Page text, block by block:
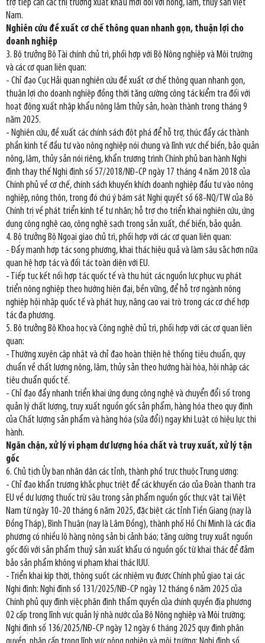
trợ tiếp cận các thị trường xuất khẩu mới đối với nông, lâm, thủy sản Việt
Nam.
Nghiên cứu đề xuất cơ chế thông quan nhanh gọn, thuận lợi cho
doanh nghiệp
3. Bộ trưởng Bộ Tài chính chủ trì, phối hợp với Bộ Nông nghiệp và Môi trường
và các cơ quan liên quan:
- Chỉ đạo Cục Hải quan nghiên cứu đề xuất cơ chế thông quan nhanh gọn,
thuận lợi cho doanh nghiệp đồng thời tăng cường công tác kiểm tra đối với
hoạt động xuất nhập khẩu nông lâm thủy sản, hoàn thành trong tháng 9
năm 2025.
- Nghiên cứu, đề xuất các chính sách đột phá để hỗ trợ, thúc đẩy các thành
phần kinh tế đầu tư vào nông nghiệp nói chung và lĩnh vực chế biến, bảo quản
nông, lâm, thủy sản nói riêng, khẩn trương trình Chính phủ ban hành Nghị
định thay thế Nghị định số 57/2018/NĐ-CP ngày 17 tháng 4 năm 2018 của
Chính phủ về cơ chế, chính sách khuyến khích doanh nghiệp đầu tư vào nông
nghiệp, nông thôn, trong đó chú ý bám sát Nghị quyết số 68-NQ/TW của Bộ
Chính trị về phát triển kinh tế tư nhân; hỗ trợ cho triển khai nghiên cứu, ứng
dụng công nghệ cao, công nghệ sạch trong sản xuất, chế biến, bảo quản.
4. Bộ trưởng Bộ Ngoại giao chủ trì, phối hợp với các cơ quan liên quan:
- Đẩy mạnh hợp tác song phương, khai thác hiệu quả và làm sâu sắc hơn nữa
quan hệ hợp tác và đối tác toàn diện với EU.
- Tiếp tục kết nối hợp tác quốc tế và thu hút các nguồn lực phục vụ phát
triển nông nghiệp theo hướng hiện đại, bền vững, để hỗ trợ ngành nông
nghiệp hội nhập quốc tế và phát huy, nâng cao vai trò trong các cơ chế hợp
tác đa phương.
5. Bộ trưởng Bộ Khoa học và Công nghệ chủ trì, phối hợp với các cơ quan liên
quan:
- Thường xuyên cập nhật và chỉ đạo hoàn thiện hệ thống tiêu chuẩn, quy
chuẩn về chất lượng nông, lâm, thủy sản theo hướng hài hòa, hội nhập các
tiêu chuẩn quốc tế.
- Chỉ đạo đẩy nhanh triển khai ứng dụng công nghệ và chuyển đổi số trong
quản lý chất lượng, truy xuất nguồn gốc sản phẩm, hàng hóa theo quy định
của Chất lượng sản phẩm và hàng hóa (sửa đổi) ngay khi Luật có hiệu lực thi
hành.
Ngăn chặn, xử lý vi phạm dư lượng hóa chất và truy xuất, xử lý tận
gốc
6. Chủ tịch Ủy ban nhân dân các tỉnh, thành phố trực thuộc Trung ương:
- Chỉ đạo khẩn trương khắc phục triệt để các khuyến cáo của Đoàn thanh tra
EU về dư lượng thuốc trừ sâu trong sản phẩm nguồn gốc thực vật tại Việt
Nam từ ngày 10-20 tháng 6 năm 2025, đặc biệt các tỉnh Tiền Giang (nay là
Đồng Tháp), Bình Thuận (nay là Lâm Đồng), thành phố Hồ Chí Minh là các địa
phương có nhiều lô hàng nông sản bị cảnh báo; tăng cường truy xuất nguồn
gốc đối với sản phẩm thuỷ sản xuất khẩu có nguồn gốc từ khai thác để đảm
bảo sản phẩm không vi phạm khai thác IUU.
- Triển khai kịp thời, thông suốt các nhiệm vụ được Chính phủ giao tại các
Nghị định: Nghị định số 131/2025/NĐ-CP ngày 12 tháng 6 năm 2025 của
Chính phủ quy định việc phân định thẩm quyền của chính quyền địa phương
02 cấp trong lĩnh vực quản lý nhà nước của Bộ Nông nghiệp và Môi trường;
Nghị định số 136/2025/NĐ-CP ngày 12 ngày 6 tháng 2025 quy định phân